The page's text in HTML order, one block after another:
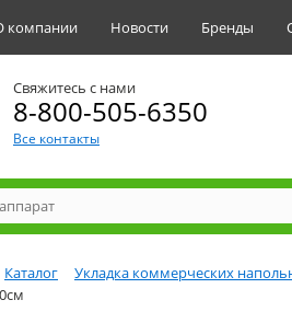
компании Новости Бренды
Свяжитесь с нами
8-800-505-6350
Все контакты
Каталог Укладка коммерческих